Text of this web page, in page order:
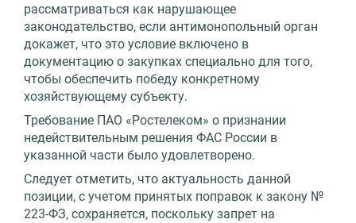
рассматриваться как нарушающее
законодательство, если антимонопольный орган
докажет, что это условие включено в
документацию о закупках специально для того,
чтобы обеспечить победу конкретному
хозяйствующему субъекту.
Требование ПАО «Ростелеком» о признании
недействительным решения ФАС России в
указанной части было удовлетворено.
Следует отметить, что актуальность данной
позиции, с учетом принятых поправок к закону №
223-ФЗ, сохраняется, поскольку запрет на